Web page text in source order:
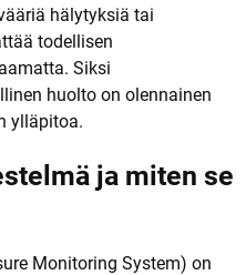
hälytyksiä tai
todellisen
Siksi
huolto on olennainen
ylläpitoa.
ja miten se
Monitoring System) on